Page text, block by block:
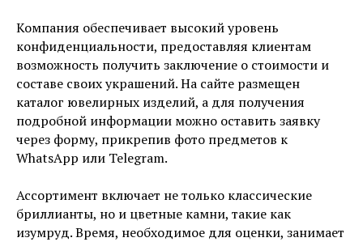
Компания обеспечивает высокий уровень
конфиденциальности, предоставляя клиентам
возможность получить заключение о стоимости и
составе своих украшений. На сайте размещен
каталог ювелирных изделий, а для получения
подробной информации можно оставить заявку
через форму, прикрепив фото предметов к
WhatsApp или Telegram.
Ассортимент включает не только классические
бриллианты, но и цветные камни, такие как
изумруд. Время, необходимое для оценки, занимает